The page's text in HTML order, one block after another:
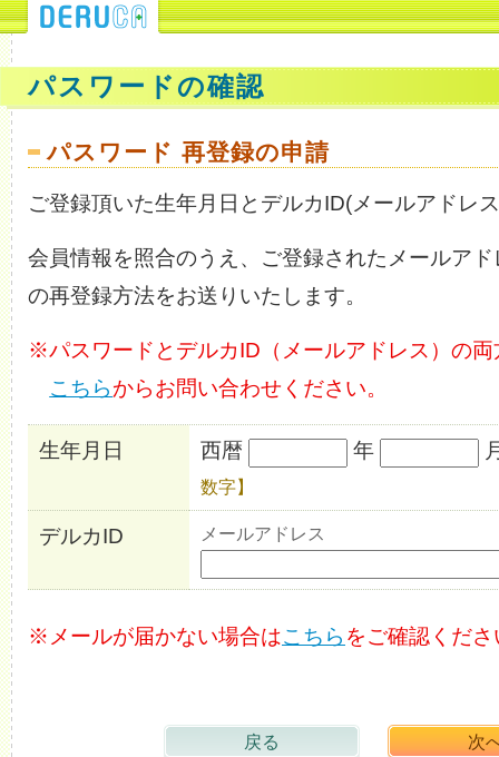
パスワードの確認
パスワード 再登録の申請
ご登録頂いた生年月日とデルカID(メールアドレ
会員情報を照合のうえ、ご登録されたメールア
の再登録方法をお送りいたします。
※パスワードとデルカID（メールアドレス）の
こちらからお問い合わせください。
生年月日 西暦 年
数字】
デルカID メールアドレス
※メールが届かない場合はこちら をご確認くださ